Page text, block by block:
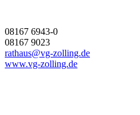
08167 6943-0
08167 9023
rathaus@vg-zolling.de
www.vg-zolling.de